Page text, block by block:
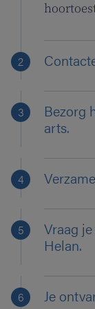
Bezorg
arts.
Vraag
Helan.
Je